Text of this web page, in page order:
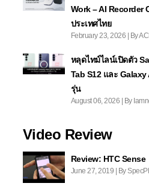
Work – AI Recorder
ประเทศไทย
February 23, 2026 | By
หลุดไทม์ไลน์เปิดตัว
Tab S12 และ
รุ่น
August 06, 2026 | By
Video Review
Review: HTC Sense
June 27, 2019 | By